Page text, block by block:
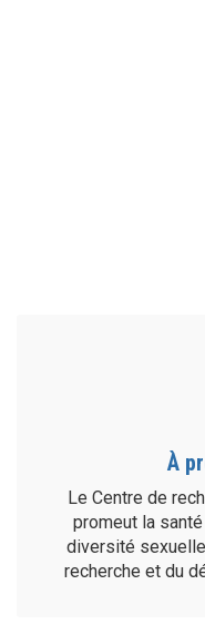
À
Le Centre de
promeut la
diversité
recherche et du